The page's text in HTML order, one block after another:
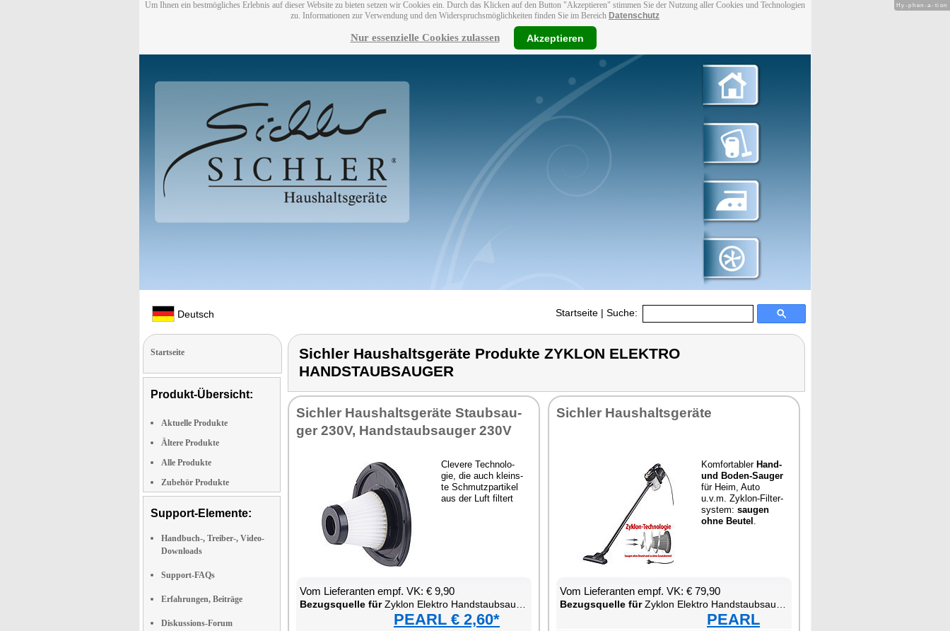
Um Ihnen ein bestmögliches Erlebnis auf dieser Website zu bieten setzen wir Cookies ein. Durch das Klicken auf den Button "Akzeptieren" stimmen Sie der Nutzung aller Cookies und Technologien
zu. Informationen zur Verwendung und den Widerspruchsmöglichkeiten finden Sie im Bereich Datenschutz
Nur essenzielle Cookies zulassen Akzeptieren
Deutsch Startseite | Suche:
Startseite
Produkt-Übersicht:
Aktuelle Produkte
Ältere Produkte
Alle Produkte
Zubehör Produkte
Support-Elemente:
Handbuch-, Treiber-, Video-
Downloads
Support-FAQs
Erfahrungen, Beiträge
Diskussions-Forum
Sichler Haushaltsgeräte Produkte ZYKLON ELEKTRO
HANDSTAUBSAUGER
Sich­ler Haus­halts­ge­rä­te Staub­sau­
ger 230V, Hand­s­taub­sau­ger 230V
Cle­ve­re Tech­no­lo­
gie, die auch kleins­
te Schmutz­par­ti­kel
aus der Luft fil­tert
Vom Lie­fe­ran­ten empf. VK: € 9,90
Be­zugs­quel­le fürZy­klon Elek­tro Hand­s­taub­sau­ger
PEARL € 2,60*
Sich­ler Haus­halts­ge­rä­te
Kom­for­ta­bler Hand-
und Bo­den-Sau­ger
für Heim, Au­to
u.v.m. Zy­klon-Fil­ter­
sys­tem: sau­gen
oh­ne Beu­tel .
Vom Lie­fe­ran­ten empf. VK: € 79,90
Be­zugs­quel­le fürZy­klon Elek­tro Hand­s­taub­sau­ger
PEARL
Hy-phen-a-tion